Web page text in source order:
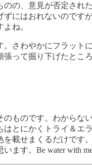
の、意見が否定さ
にはおれないので
ね。
さわやかにフラッ
って掘り下げたと
ものです。わから
とにかくトライ＆
載せまくるだけで
ます。Be water with